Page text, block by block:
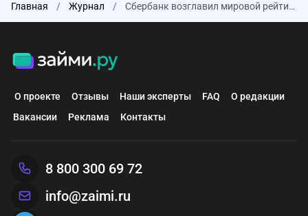
Главная / Журнал / Сбербанк возглавил мировой рейтинг эквайеров, опередив американские платежные системы
О проекте Отзывы Наши эксперты FAQ
О редакции
Вакансии
Реклама Контакты
8 800 300 69 72
info@zaimi.ru